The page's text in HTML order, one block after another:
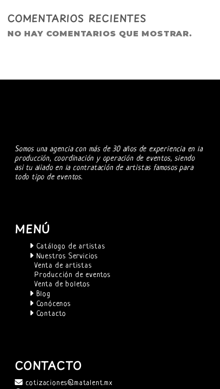
COMENTARIOS RECIENTES
NO HAY COMENTARIOS QUE MOSTRAR.
Somos una agencia con más de 30 años de experiencia en la
producción, coordinación y operación de eventos, siendo
asi tu aliado en la contratación de artistas famosos para
todo tipo de eventos.
MENÚ
Catálogo de artistas
Nuestros Servicios
Venta de artistas
Producción de eventos
Venta de boletos
Blog
Conócenos
Contacto
CONTACTO
cotizaciones@matalent.mx